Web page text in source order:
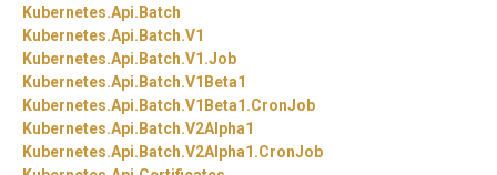
Kubernetes.Api. Batch
Kubernetes.Api. Batch.V1
Kubernetes.Api. Batch.V1.Job
Kubernetes.Api. Batch.V1Beta1
Kubernetes.Api. Batch.V1Beta1.CronJob
Kubernetes.Api. Batch.V2Alpha1
Kubernetes.Api. Batch.V2Alpha1.CronJob